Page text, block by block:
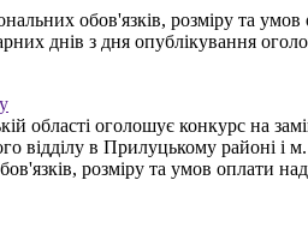
обов'язків, розміру та умов
днів з дня опублікування
області оголошує конкурс на
відділу в Прилуцькому районі і
розміру та умов оплати